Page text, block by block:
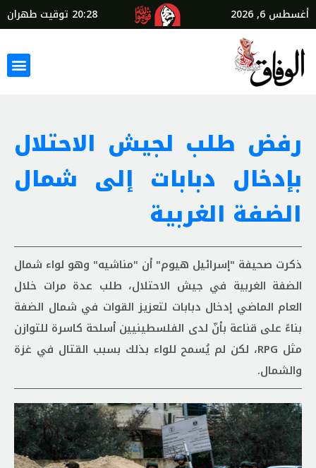
أغسطس 6, 2026 20:28 توقيت طهران
رفض طلب لجيش الاحتلال
بإدخال دبابات إلى شمال
الضفة الغربية
ذكرت صحيفة "إسرائيل هيوم" أن "مناشيه" وهو لواء شمال
الضفة الغربية في جيش الاحتلال، طلب عدة مرات خلال
العام الماضي إدخال دبابات لتعزيز القوات في شمال الضفة
بناءً على قناعة بأنّ لدى الفلسطينيين أسلحة كاسرة للتوازن
مثل RPG، لكن لم يُسمح للواء بذلك بسبب القتال في غزة
والشمال.